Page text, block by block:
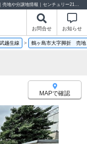
鶴ヶ島市大字脚折 売地 埼玉県鶴ヶ島市脚折｜1,290万円の土地｜売地や分譲地情報｜センチュリー21クレド
お問合せ お知らせ
越生線 > 鶴ヶ島市大字脚折 売地
MAPで確認